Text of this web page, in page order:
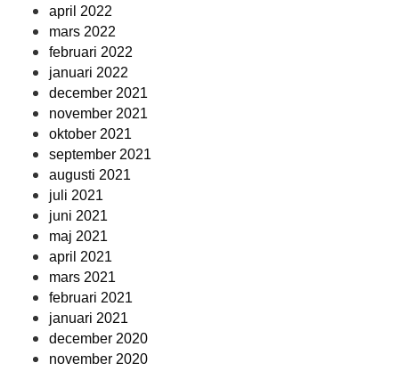
april 2022
mars 2022
februari 2022
januari 2022
december 2021
november 2021
oktober 2021
september 2021
augusti 2021
juli 2021
juni 2021
maj 2021
april 2021
mars 2021
februari 2021
januari 2021
december 2020
november 2020